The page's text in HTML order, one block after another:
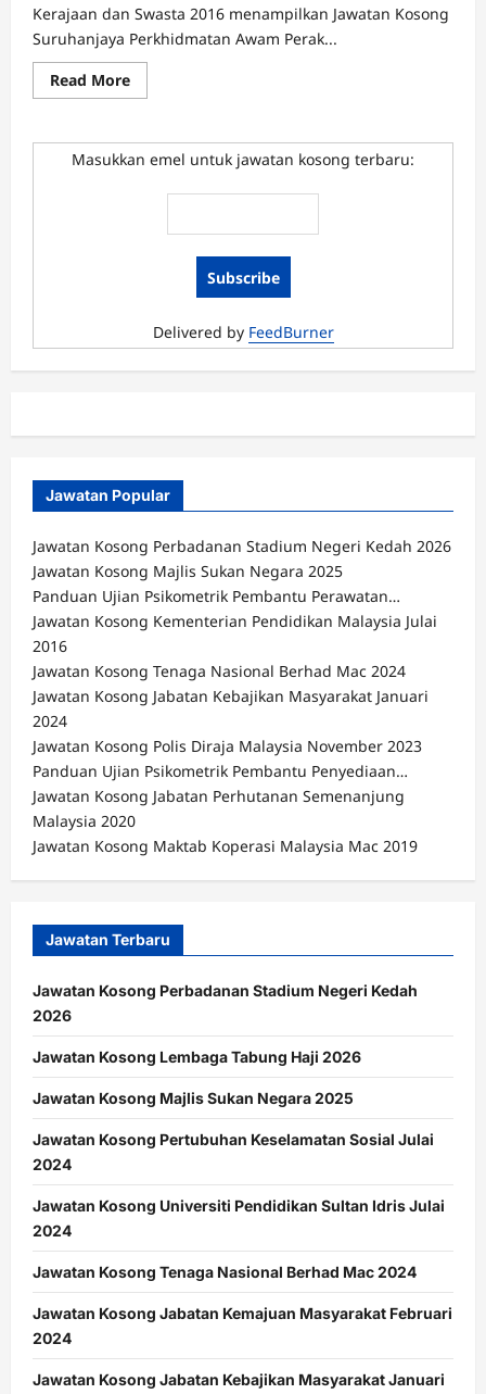
Kerajaan dan Swasta 2016 menampilkan Jawatan Kosong
Suruhanjaya Perkhidmatan Awam Perak...
Read MoreRead
more
Kosong
Suruhanjaya
Perkhidmatan
Perak
Masukkan emel untuk jawatan kosong terbaru:
Delivered by FeedBurner
Jawatan Popular
Jawatan Kosong Perbadanan Stadium Negeri Kedah 2026
Jawatan Kosong Majlis Sukan Negara 2025
Panduan Ujian Psikometrik Pembantu Perawatan…
Jawatan Kosong Kementerian Pendidikan Malaysia Julai
2016
Jawatan Kosong Tenaga Nasional Berhad Mac 2024
Jawatan Kosong Jabatan Kebajikan Masyarakat Januari
2024
Jawatan Kosong Polis Diraja Malaysia November 2023
Panduan Ujian Psikometrik Pembantu Penyediaan…
Jawatan Kosong Jabatan Perhutanan Semenanjung
Malaysia 2020
Jawatan Kosong Maktab Koperasi Malaysia Mac 2019
Jawatan Terbaru
Jawatan Kosong Perbadanan Stadium Negeri Kedah
2026
Jawatan Kosong Lembaga Tabung Haji 2026
Jawatan Kosong Majlis Sukan Negara 2025
Jawatan Kosong Pertubuhan Keselamatan Sosial Julai
2024
Jawatan Kosong Universiti Pendidikan Sultan Idris Julai
2024
Jawatan Kosong Tenaga Nasional Berhad Mac 2024
Jawatan Kosong Jabatan Kemajuan Masyarakat Februari
2024
Jawatan Kosong Jabatan Kebajikan Masyarakat Januari